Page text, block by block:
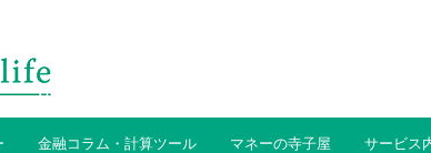
金融コラム・計算ツール マネーの寺子屋 サービス